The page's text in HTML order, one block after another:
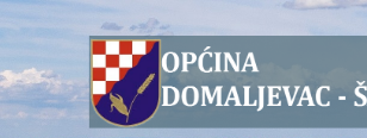
Skip
to
Skip
to
sidebar
Skip
to
sidebar
Skip
to